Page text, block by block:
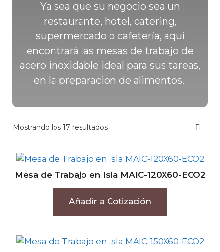
Ya sea que su negocio sea un
restaurante, hotel, catering,
supermercado o cafetería, aquí
encontrará las mesas de trabajo de
acero inoxidable ideal para sus tareas,
en la preparacion de alimentos.
Mostrando los 17 resultados
Mesa de Trabajo en Isla MAIC-120X60-ECO2
Añadir a Cotización